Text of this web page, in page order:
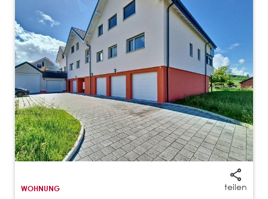
teilen
WOHNUNG